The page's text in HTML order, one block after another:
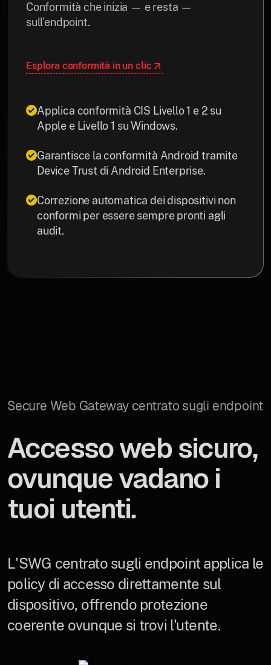
Conformità che inizia — e resta —
sull'endpoint.
Esplora conformità in un clic
Applica conformità CIS Livello 1 e 2 su
Apple e Livello 1 su Windows.
Garantisce la conformità Android tramite
Device Trust di Android Enterprise.
Correzione automatica dei dispositivi non
conformi per essere sempre pronti agli
audit.
Secure Web Gateway centrato sugli endpoint
Accesso web sicuro,
ovunque vadano i
tuoi utenti.
L'SWG centrato sugli endpoint applica le
policy di accesso direttamente sul
dispositivo, offrendo protezione
coerente ovunque si trovi l'utente.